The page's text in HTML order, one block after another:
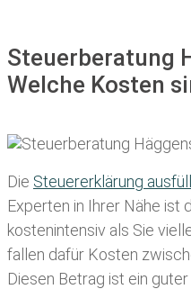
Steuerberatung
Welche Kosten
Die Steuererklärung
Experten in Ihrer Nähe ist
kostenintensiv als Sie
fallen dafür Kosten
Diesen Betrag ist ein